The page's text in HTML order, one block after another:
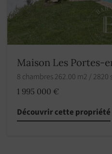
Maison Les Portes-
8 chambres 262.00 m2 / 2820
1 995 000 €
Découvrir cette propriété